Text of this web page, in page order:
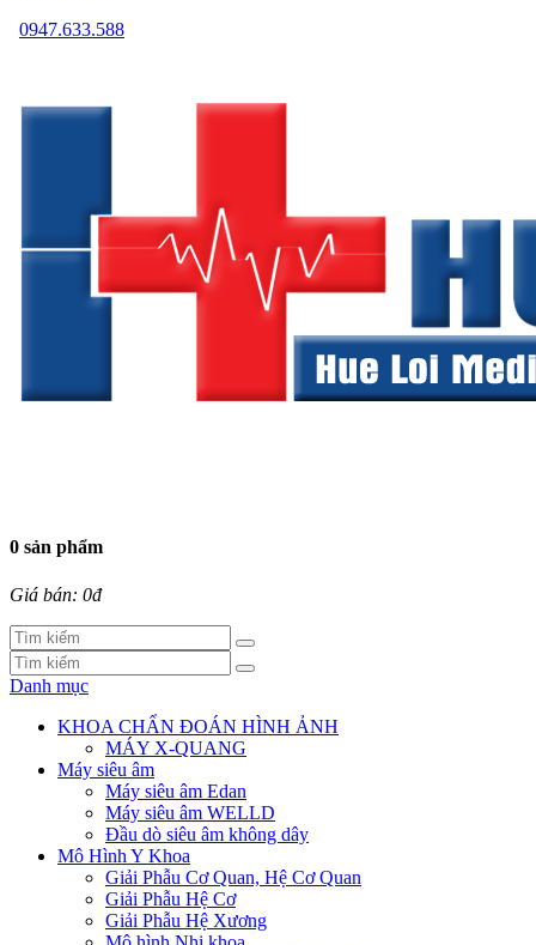
0947.633.588
0 sản phẩm
Giá bán: 0đ
Danh mục
KHOA CHẨN ĐOÁN HÌNH ẢNH
MÁY X-QUANG
Máy siêu âm
Máy siêu âm Edan
Máy siêu âm WELLD
Đầu dò siêu âm không dây
Mô Hình Y Khoa
Giải Phẫu Cơ Quan, Hệ Cơ Quan
Giải Phẫu Hệ Cơ
Giải Phẫu Hệ Xương